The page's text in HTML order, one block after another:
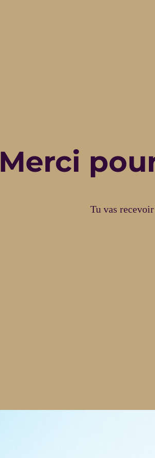
Merci
Tu vas